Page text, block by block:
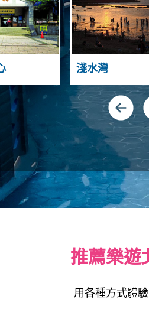
N O R T
H
C
O
A
A
N
U
A
A
N
N
S
A
淺水灣
推薦樂遊
用各種方式體